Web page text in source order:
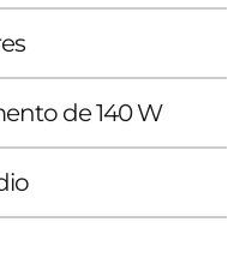
de 140 W